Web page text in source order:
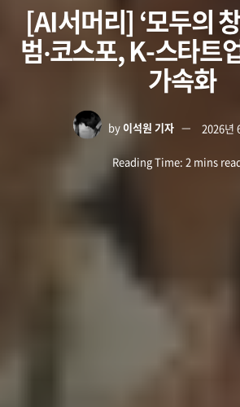
[AI서머리] ‘모두의
범‧코스포, K-스타트
가속화
by 이석원 기자 2026년
Reading Time: 2 mins